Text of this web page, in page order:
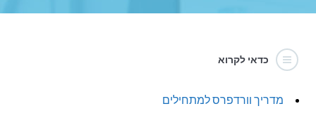
כדאי לקרוא
מדריך וורדפרס למתחילים